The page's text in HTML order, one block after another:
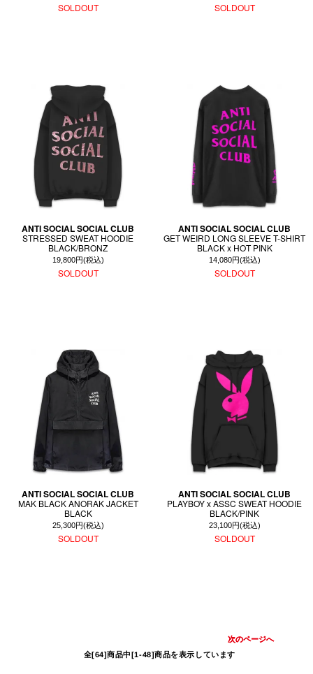
SOLDOUT SOLDOUT
ANTI SOCIAL SOCIAL CLUB
STRESSED SWEAT HOODIE
BLACK/BRONZ
19,800円(税込)
SOLDOUT
ANTI SOCIAL SOCIAL CLUB
GET WEIRD LONG SLEEVE T-SHIRT
BLACK x HOT PINK
14,080円(税込)
SOLDOUT
ANTI SOCIAL SOCIAL CLUB
MAK BLACK ANORAK JACKET
BLACK
25,300円(税込)
SOLDOUT
ANTI SOCIAL SOCIAL CLUB
PLAYBOY x ASSC SWEAT HOODIE
BLACK/PINK
23,100円(税込)
SOLDOUT
全[64]商品中[1-48]商品を表示しています
次のページへ